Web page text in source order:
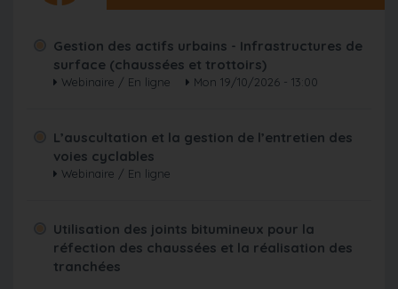
Gestion des actifs urbains - Infrastructures de
surface (chaussées et trottoirs)
Webinaire / En ligne Mon 19/10/2026 - 13:00
L’auscultation et la gestion de l’entretien des
voies cyclables
Webinaire / En ligne
Utilisation des joints bitumineux pour la
réfection des chaussées et la réalisation des
tranchées